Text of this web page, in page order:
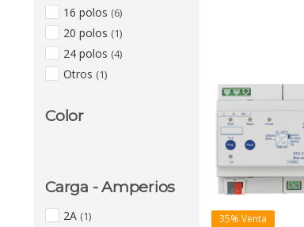
16 polos (6)
20 polos (1)
24 polos (4)
Otros (1)
Color
Carga - Amperios
2A (1) 35% Venta